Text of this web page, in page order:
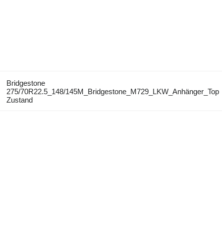
Bridgestone
275/70R22.5_148/145M_Bridgestone_M729_LKW_Anhänger_Top
Zustand